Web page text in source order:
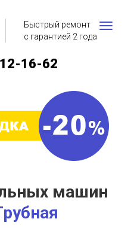
Быстрый ремонт
с гарантией 2 года
16-62
машин